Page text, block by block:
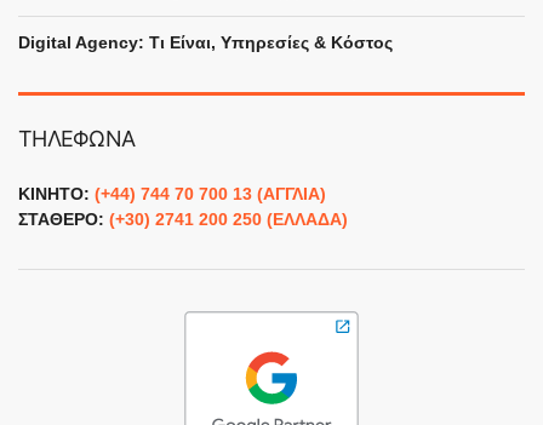
Digital Agency: Τι Είναι, Υπηρεσίες & Κόστος
ΤΗΛΕΦΩΝΑ
ΚΙΝΗΤΟ: (+44) 744 70 700 13 (ΑΓΓΛΙΑ)
ΣΤΑΘΕΡΟ: (+30) 2741 200 250 (ΕΛΛΑΔΑ)
Γεια χαρά! Είμαι ο AI βοηθός του Γιώργου
- πώς θα μπορούσα να σε βοηθήσω